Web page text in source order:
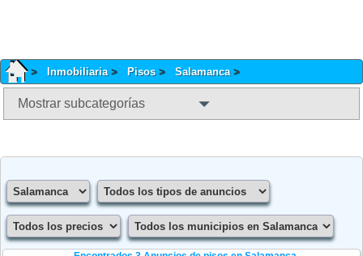
Inmobiliaria Pisos Salamanca
Mostrar subcategorías